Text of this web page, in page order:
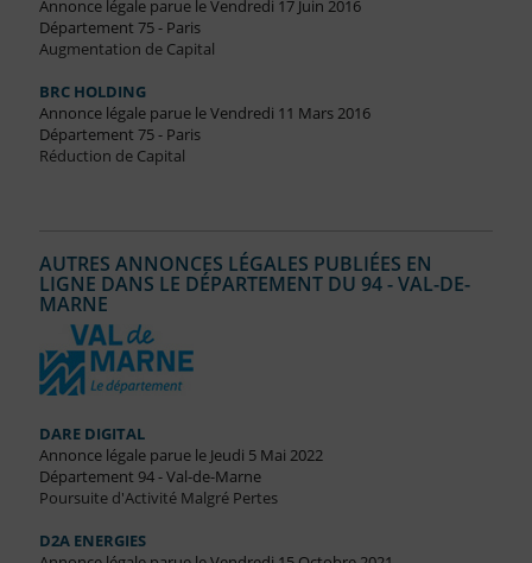
Annonce légale parue le Vendredi 17 Juin 2016
Département 75 - Paris
Augmentation de Capital
BRC HOLDING
Annonce légale parue le Vendredi 11 Mars 2016
Département 75 - Paris
Réduction de Capital
AUTRES ANNONCES LÉGALES PUBLIÉES EN
LIGNE DANS LE DÉPARTEMENT DU 94 - VAL-DE-
MARNE
DARE DIGITAL
Annonce légale parue le Jeudi 5 Mai 2022
Département 94 - Val-de-Marne
Poursuite d'Activité Malgré Pertes
D2A ENERGIES